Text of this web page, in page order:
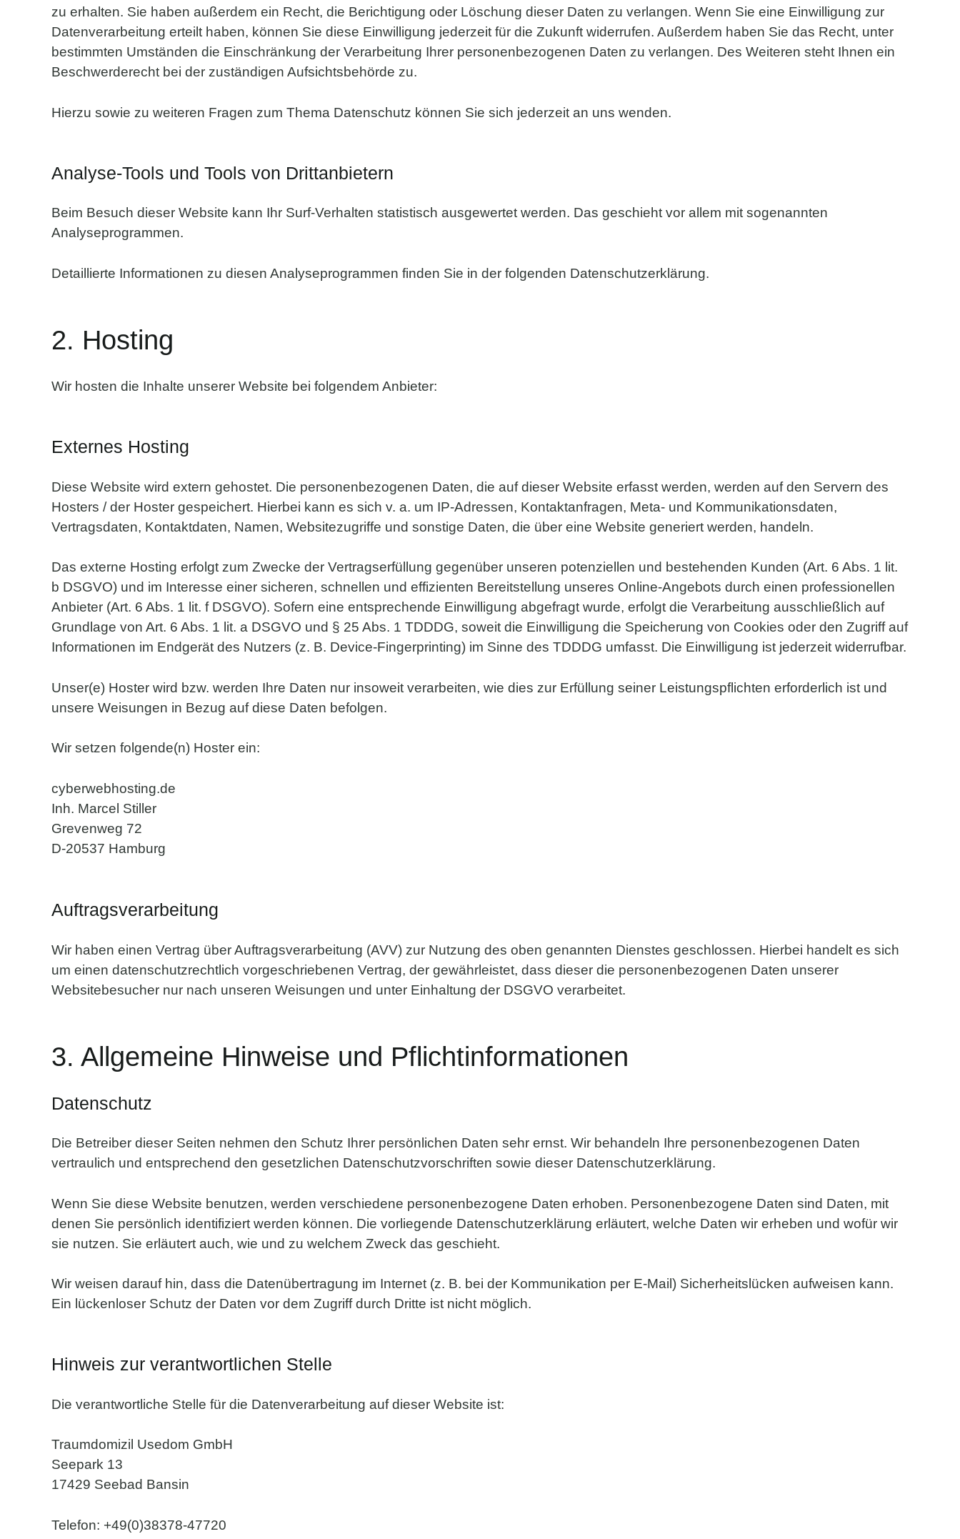
zu erhalten. Sie haben außerdem ein Recht, die Berichtigung oder Löschung dieser Daten zu verlangen. Wenn Sie eine Einwilligung zur
Datenverarbeitung erteilt haben, können Sie diese Einwilligung jederzeit für die Zukunft widerrufen. Außerdem haben Sie das Recht, unter
bestimmten Umständen die Einschränkung der Verarbeitung Ihrer personenbezogenen Daten zu verlangen. Des Weiteren steht Ihnen ein
Beschwerderecht bei der zuständigen Aufsichtsbehörde zu.
Hierzu sowie zu weiteren Fragen zum Thema Datenschutz können Sie sich jederzeit an uns wenden.
Analyse-Tools und Tools von Dritt­anbietern
Beim Besuch dieser Website kann Ihr Surf-Verhalten statistisch ausgewertet werden. Das geschieht vor allem mit sogenannten
Analyseprogrammen.
Detaillierte Informationen zu diesen Analyseprogrammen finden Sie in der folgenden Datenschutzerklärung.
2. Hosting
Wir hosten die Inhalte unserer Website bei folgendem Anbieter:
Externes Hosting
Diese Website wird extern gehostet. Die personenbezogenen Daten, die auf dieser Website erfasst werden, werden auf den Servern des
Hosters / der Hoster gespeichert. Hierbei kann es sich v. a. um IP-Adressen, Kontaktanfragen, Meta- und Kommunikationsdaten,
Vertragsdaten, Kontaktdaten, Namen, Websitezugriffe und sonstige Daten, die über eine Website generiert werden, handeln.
Das externe Hosting erfolgt zum Zwecke der Vertragserfüllung gegenüber unseren potenziellen und bestehenden Kunden (Art. 6 Abs. 1 lit.
b DSGVO) und im Interesse einer sicheren, schnellen und effizienten Bereitstellung unseres Online-Angebots durch einen professionellen
Anbieter (Art. 6 Abs. 1 lit. f DSGVO). Sofern eine entsprechende Einwilligung abgefragt wurde, erfolgt die Verarbeitung ausschließlich auf
Grundlage von Art. 6 Abs. 1 lit. a DSGVO und § 25 Abs. 1 TDDDG, soweit die Einwilligung die Speicherung von Cookies oder den Zugriff auf
Informationen im Endgerät des Nutzers (z. B. Device-Fingerprinting) im Sinne des TDDDG umfasst. Die Einwilligung ist jederzeit widerrufbar.
Unser(e) Hoster wird bzw. werden Ihre Daten nur insoweit verarbeiten, wie dies zur Erfüllung seiner Leistungspflichten erforderlich ist und
unsere Weisungen in Bezug auf diese Daten befolgen.
Wir setzen folgende(n) Hoster ein:
cyberwebhosting.de
Inh. Marcel Stiller
Grevenweg 72
D-20537 Hamburg
Auftragsverarbeitung
Wir haben einen Vertrag über Auftragsverarbeitung (AVV) zur Nutzung des oben genannten Dienstes geschlossen. Hierbei handelt es sich
um einen datenschutzrechtlich vorgeschriebenen Vertrag, der gewährleistet, dass dieser die personenbezogenen Daten unserer
Websitebesucher nur nach unseren Weisungen und unter Einhaltung der DSGVO verarbeitet.
3. Allgemeine Hinweise und Pflicht­informationen
Datenschutz
Die Betreiber dieser Seiten nehmen den Schutz Ihrer persönlichen Daten sehr ernst. Wir behandeln Ihre personenbezogenen Daten
vertraulich und entsprechend den gesetzlichen Datenschutzvorschriften sowie dieser Datenschutzerklärung.
Wenn Sie diese Website benutzen, werden verschiedene personenbezogene Daten erhoben. Personenbezogene Daten sind Daten, mit
denen Sie persönlich identifiziert werden können. Die vorliegende Datenschutzerklärung erläutert, welche Daten wir erheben und wofür wir
sie nutzen. Sie erläutert auch, wie und zu welchem Zweck das geschieht.
Wir weisen darauf hin, dass die Datenübertragung im Internet (z. B. bei der Kommunikation per E-Mail) Sicherheitslücken aufweisen kann.
Ein lückenloser Schutz der Daten vor dem Zugriff durch Dritte ist nicht möglich.
Hinweis zur verantwortlichen Stelle
Die verantwortliche Stelle für die Datenverarbeitung auf dieser Website ist:
Traumdomizil Usedom GmbH
Seepark 13
17429 Seebad Bansin
Telefon: +49(0)38378-47720